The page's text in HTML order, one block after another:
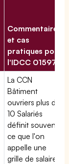
Commentaires
et cas
pratiques pour
l'IDCC 01597
La CCN
Bâtiment
ouvriers plus de
10 Salariés
définit souvent
ce que l'on
appelle une
grille de salaires.